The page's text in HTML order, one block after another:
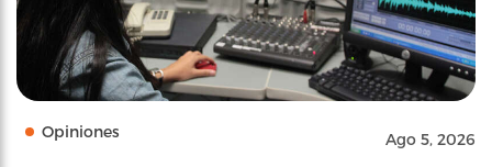
Opiniones Ago 5, 2026